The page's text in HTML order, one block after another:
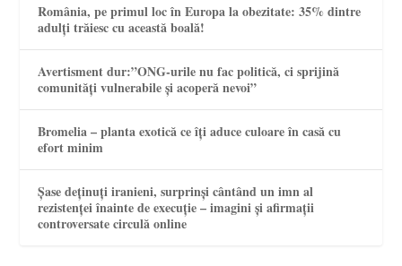
România, pe primul loc în Europa la obezitate: 35% dintre
adulți trăiesc cu această boală!
Avertisment dur:”ONG-urile nu fac politică, ci sprijină
comunități vulnerabile și acoperă nevoi”
Bromelia – planta exotică ce îți aduce culoare în casă cu
efort minim
Șase deținuți iranieni, surprinși cântând un imn al
rezistenței înainte de execuție – imagini și afirmații
controversate circulă online